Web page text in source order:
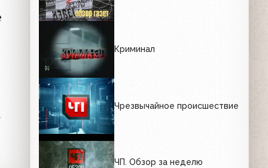
Криминал
Чрезвычайное происшествие
ЧП. Обзор за неделю